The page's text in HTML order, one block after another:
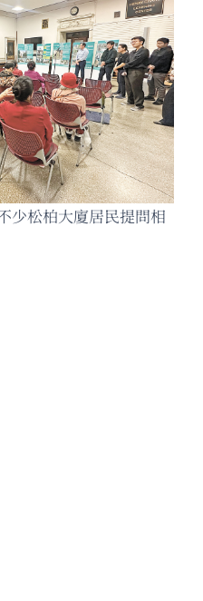
少松柏大廈居民提問相